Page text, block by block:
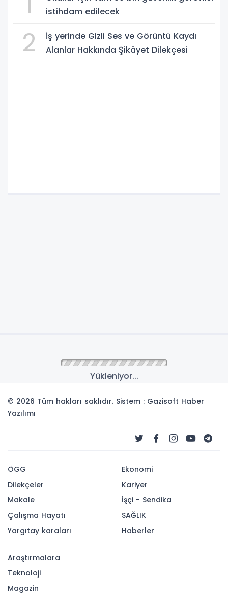
istihdam edilecek
2
İş yerinde Gizli Ses ve Görüntü Kaydı
Alanlar Hakkında Şikâyet Dilekçesi
Yükleniyor...
© 2026 Tüm hakları saklıdır. Sistem : Gazisoft Haber
Yazılımı
ÖGG
Dilekçeler
Makale
Çalışma Hayatı
Yargıtay karaları
Ekonomi
Kariyer
İşçi - Sendika
SAĞLIK
Haberler
Araştırmalara
Teknoloji
Magazin